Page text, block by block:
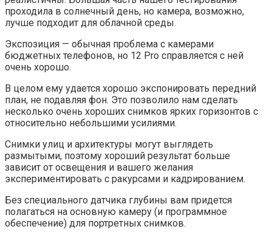
проходила в солнечный день, но камера, возможно,
лучше подходит для облачной среды.
Экспозиция — обычная проблема с камерами
бюджетных телефонов, но 12 Pro справляется с ней
очень хорошо.
В целом ему удается хорошо экспонировать передний
план, не подавляя фон. Это позволило нам сделать
несколько очень хороших снимков ярких горизонтов с
относительно небольшими усилиями.
Снимки улиц и архитектуры могут выглядеть
размытыми, поэтому хороший результат больше
зависит от освещения и вашего желания
экспериментировать с ракурсами и кадрированием.
Без специального датчика глубины вам придется
полагаться на основную камеру (и программное
обеспечение) для портретных снимков.